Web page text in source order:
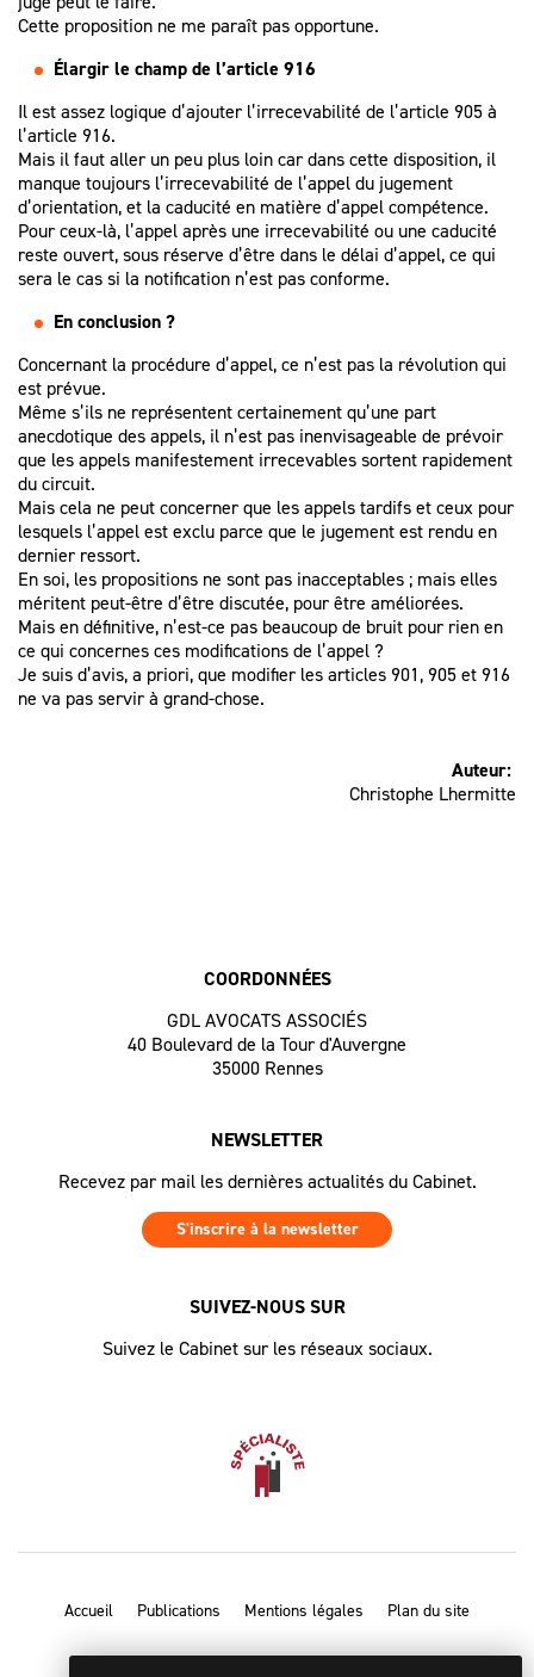
Cette proposition ne me paraît pas opportune.
Élargir le champ de l’article 916
Il est assez logique d’ajouter l’irrecevabilité de l’article 905 à
l’article 916.
Mais il faut aller un peu plus loin car dans cette disposition, il
manque toujours l’irrecevabilité de l’appel du jugement
d’orientation, et la caducité en matière d’appel compétence.
Pour ceux-là, l’appel après une irrecevabilité ou une caducité
reste ouvert, sous réserve d’être dans le délai d’appel, ce qui
sera le cas si la notification n’est pas conforme.
En conclusion ?
Concernant la procédure d’appel, ce n’est pas la révolution qui
est prévue.
Même s’ils ne représentent certainement qu’une part
anecdotique des appels, il n’est pas inenvisageable de prévoir
que les appels manifestement irrecevables sortent rapidement
du circuit.
Mais cela ne peut concerner que les appels tardifs et ceux pour
lesquels l’appel est exclu parce que le jugement est rendu en
dernier ressort.
En soi, les propositions ne sont pas inacceptables ; mais elles
méritent peut-être d’être discutée, pour être améliorées.
Mais en définitive, n’est-ce pas beaucoup de bruit pour rien en
ce qui concernes ces modifications de l’appel ?
Je suis d’avis, a priori, que modifier les articles 901, 905 et 916
ne va pas servir à grand-chose.
Auteur:
Christophe Lhermitte
COORDONNÉES
GDL AVOCATS ASSOCIÉS
40 Boulevard de la Tour d'Auvergne
35000 Rennes
NEWSLETTER
Recevez par mail les dernières actualités du Cabinet.
S'inscrire à la newsletter
SUIVEZ-NOUS SUR
Suivez le Cabinet sur les réseaux sociaux.
Accueil Publications Mentions légales Plan du site